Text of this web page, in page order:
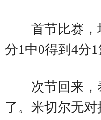
首节比赛，
分1中0得到4分1
次节回来
了。米切尔无